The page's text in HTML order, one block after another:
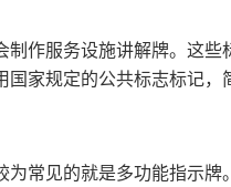
作服务设施讲解牌。这
家规定的公共标志标记，
常见的就是多功能指示